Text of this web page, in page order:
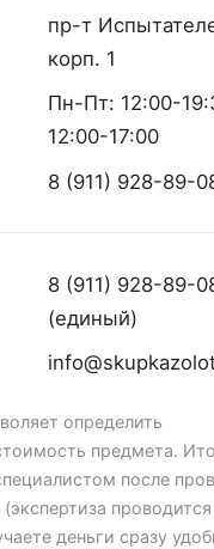
пр-т
корп. 1
Пн-Пт: 12:00-
12:00-17:00
8 (911) 928-89-
8 (911) 928-89-
(единый)
определить
предмета.
после
деньги сразу